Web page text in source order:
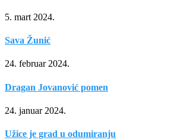
5. mart 2024.
Sava Žunić
24. februar 2024.
Dragan Jovanović pomen
24. januar 2024.
Užice je grad u odumiranju